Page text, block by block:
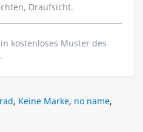
Draufsicht.
kostenloses Muster des
, Keine Marke, no name,